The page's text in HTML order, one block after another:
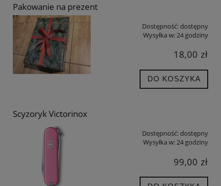
Pakowanie na prezent
Dostępność:dostępny
Wysyłka w:24 godziny
18,00 zł
DO KOSZYKA
Scyzoryk Victorinox
Dostępność:dostępny
Wysyłka w:24 godziny
99,00 zł